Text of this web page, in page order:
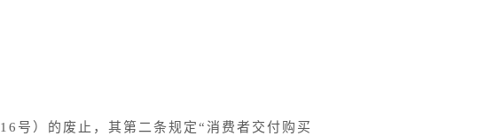
号）的废止，其第二条规定“消费者交付购买